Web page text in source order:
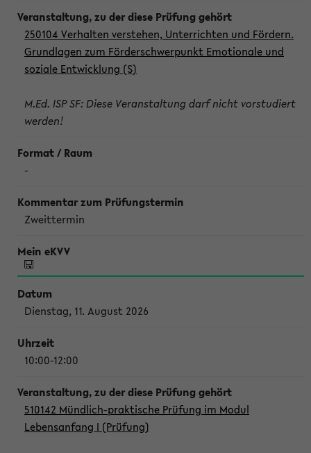
250104 Verhalten verstehen, Unterrichten und Fördern.
Grundlagen zum Förderschwerpunkt Emotionale und
soziale Entwicklung (S)
M.Ed. ISP SF: Diese Veranstaltung darf nicht vorstudiert
werden!
-
Zweittermin
Dienstag, 11. August 2026
10:00-12:00
510142 Mündlich-praktische Prüfung im Modul
Lebensanfang I (Prüfung)